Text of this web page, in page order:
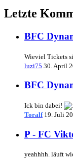
Letzte
BFC
Wieviel Tickets
luzi75 30. April
BFC
Ick bin dabei!
Toralf 19. Juli
P - FC
yeahhhh. läuft